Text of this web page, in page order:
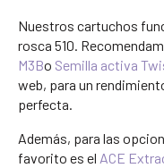
Nuestros cartuchos
rosca 510.
M3Bo Semilla activa
web, para un
perfecta.
Además, para las
favorito es el ACE